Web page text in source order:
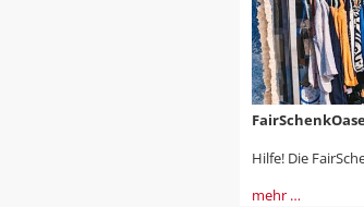
Hilfe! Die
mehr …